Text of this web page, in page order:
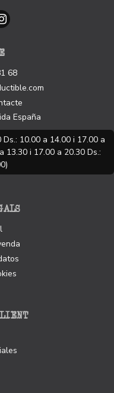
68
España
10.00 a 14.00 i 17.00 a
13.30 i 17.00 a 20.30 Ds.: